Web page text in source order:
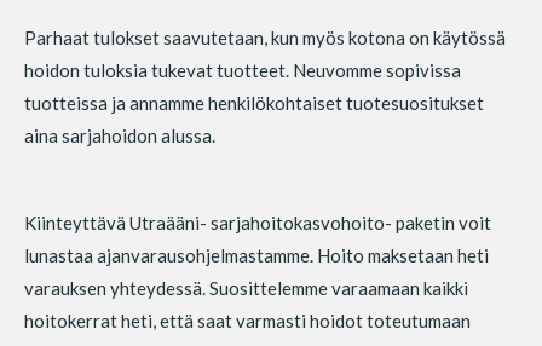
Parhaat tulokset saavutetaan, kun myös kotona on käytössä
hoidon tuloksia tukevat tuotteet. Neuvomme sopivissa
tuotteissa ja annamme henkilökohtaiset tuotesuositukset
aina sarjahoidon alussa.
Kiinteyttävä Utraääni- sarjahoitokasvohoito- paketin voit
lunastaa ajanvarausohjelmastamme. Hoito maksetaan heti
varauksen yhteydessä. Suosittelemme varaamaan kaikki
hoitokerrat heti, että saat varmasti hoidot toteutumaan